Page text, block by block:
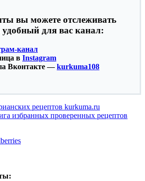
вы можете отслеживать
для вас канал:
канал
в Instagram
Вконтакте —kurkuma108
избранных проверенных рецептов